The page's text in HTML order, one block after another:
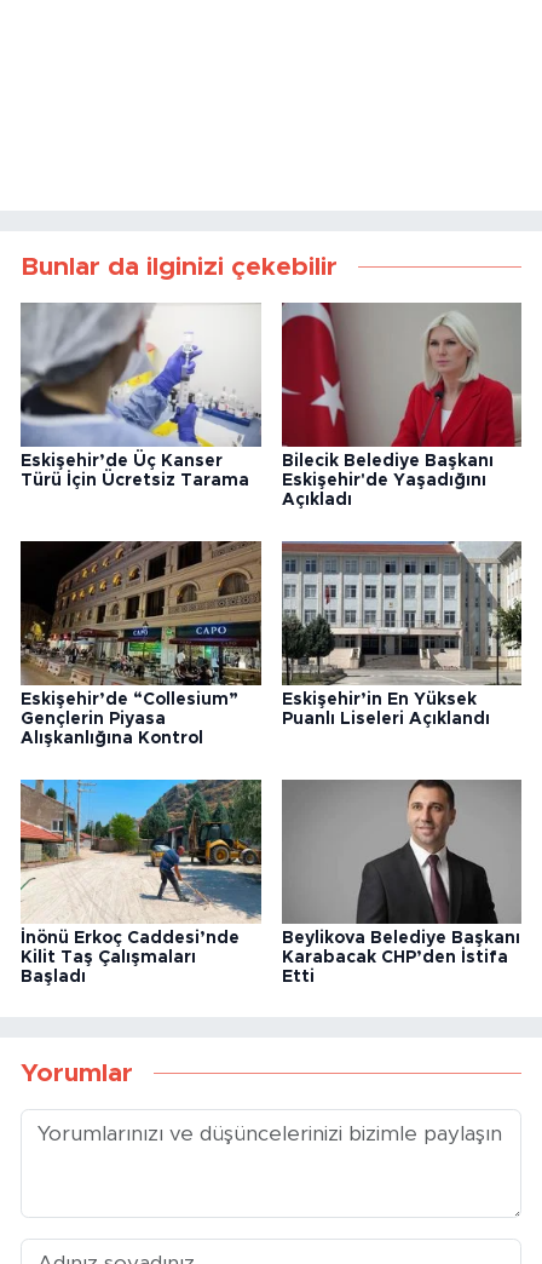
Bunlar da ilginizi çekebilir
Eskişehir’de Üç Kanser
Türü İçin Ücretsiz Tarama
Bilecik Belediye Başkanı
Eskişehir'de Yaşadığını
Açıkladı
Eskişehir’de “Collesium”
Gençlerin Piyasa
Alışkanlığına Kontrol
Eskişehir’in En Yüksek
Puanlı Liseleri Açıklandı
İnönü Erkoç Caddesi’nde
Kilit Taş Çalışmaları
Başladı
Beylikova Belediye Başkanı
Karabacak CHP’den İstifa
Etti
Yorumlar